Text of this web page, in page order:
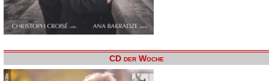
CD der Woche